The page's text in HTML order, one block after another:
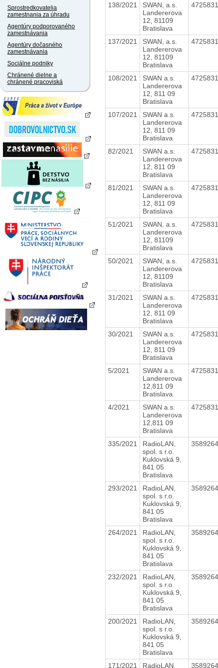
Sprostredkovatelia
zamestnania za úhradu
Agentúry podporovaného
zamestnávania
Agentúry dočasného
zamestnávania
Sociálne podniky
Chránené dielne a
chránené pracoviská
138/2021
SWAN, a.s.
Landererova
12, 81109
Bratislava
137/2021
SWAN, a.s.
Landererova
12, 81109
Bratislava
108/2021
SWAN a.s.
Landererova
12, 811 09
Bratislava
107/2021
SWAN a.s.
Landererova
12, 811 09
Bratislava
82/2021
SWAN a.s.
Landererova
12, 811 09
Bratislava
81/2021
SWAN a.s.
Landererova
12, 811 09
Bratislava
51/2021
SWAN, a.s.
Landererova
12, 81109
Bratislava
50/2021
SWAN, a.s.
Landererova
12, 81109
Bratislava
31/2021
SWAN a.s.
Landererova
12, 811 09
Bratislava
30/2021
SWAN a.s.
Landererova
12, 811 09
Bratislava
5/2021
SWAN a.s.
Landererova
12,811 09
Bratislava
4/2021
SWAN a.s.
Landererova
12,811 09
Bratislava
335/2021
RadioLAN,
spol. s r.o.
Kuklovská 9,
841 05
Bratislava
293/2021
RadioLAN,
spol. s r.o.
Kuklovská 9,
841 05
Bratislava
264/2021
RadioLAN,
spol. s r.o.
Kuklovská 9,
841 05
Bratislava
232/2021
RadioLAN,
spol. s r.o.
Kuklovská 9,
841 05
Bratislava
200/2021
RadioLAN,
spol. s r.o.
Kuklovská 9,
841 05
Bratislava
171/2021 RadioLAN,